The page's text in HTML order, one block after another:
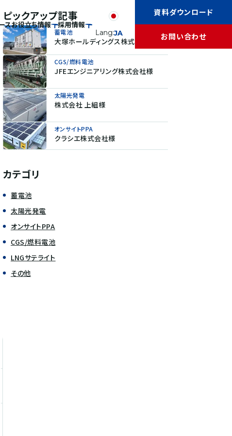
スお役立ち情報 採用情報
資料ダウンロード
お問い合わせ
Lang:JA
ピックアップ記事
蓄電池
大塚ホールディングス株式会社様
CGS/燃料電池
JFEエンジニアリング株式会社様
太陽光発電
株式会社 上組様
オンサイトPPA
クラシエ株式会社様
カテゴリ
蓄電池
太陽光発電
オンサイトPPA
CGS/燃料電池
LNGサテライト
その他